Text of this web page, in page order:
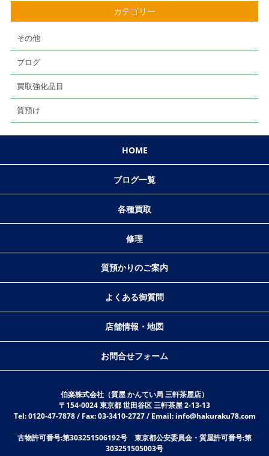
カテゴリー
その他
ブログ
買取強化品目
質預け
HOME
ブログ一覧
各種買取
修理
質預かりのご案内
よくある御質問
店舗情報・地図
お問合せフォーム
伯楽株式会社（質屋 かんてい局 三軒茶屋店）
〒154-0024 東京都 世田谷区 三軒茶屋 2-13-13
Tel: 0120-47-7878 / Fax: 03-3410-2727 / Email: info@hakuraku78.com
古物許可番号:第303251506192号 東京都公安委員会・質屋許可番号:第
303251505003号